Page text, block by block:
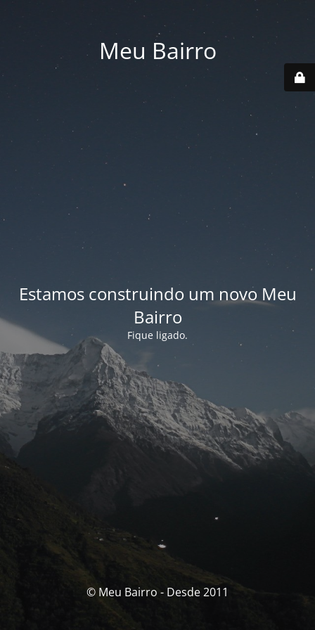
Meu Bairro
Estamos construindo um novo Meu
Bairro
Fique ligado.
© Meu Bairro - Desde 2011